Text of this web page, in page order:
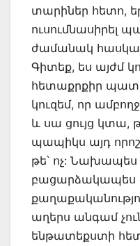
տարիներ հետո,
ուսումնասիրել
ժամանակ
Գիտեք, ես այժմ
հետաքրքիր
կուզեմ, որ
և սա ցույց կտա,
պապիկս այդ
թե՝ ոչ: Նախապես
բացարձակապես
աղերս անգամ
ենթատեքստի